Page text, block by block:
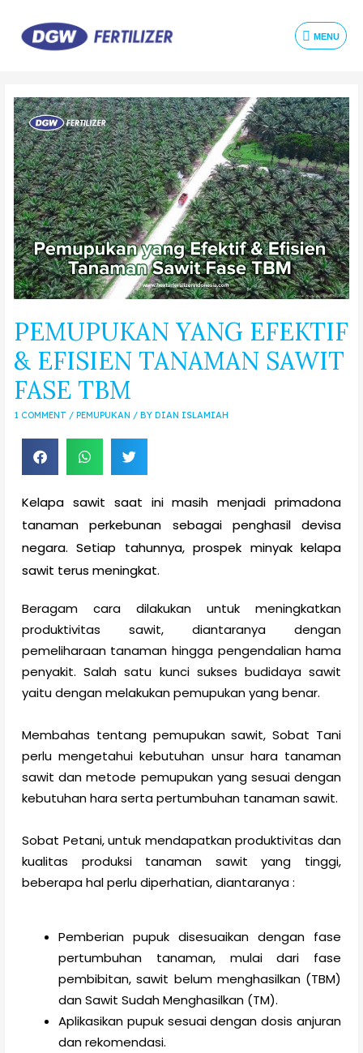
MENU
PEMUPUKAN YANG EFEKTIF
& EFISIEN TANAMAN SAWIT
FASE TBM
1 COMMENT / PEMUPUKAN / BY DIAN ISLAMIAH
Kelapa sawit saat ini masih menjadi primadona
tanaman perkebunan sebagai penghasil devisa
negara. Setiap tahunnya, prospek minyak kelapa
sawit terus meningkat.
Beragam cara dilakukan untuk meningkatkan
produktivitas sawit, diantaranya dengan
pemeliharaan tanaman hingga pengendalian hama
penyakit. Salah satu kunci sukses budidaya sawit
yaitu dengan melakukan pemupukan yang benar.
Membahas tentang pemupukan sawit, Sobat Tani
perlu mengetahui kebutuhan unsur hara tanaman
sawit dan metode pemupukan yang sesuai dengan
kebutuhan hara serta pertumbuhan tanaman sawit.
Sobat Petani, untuk mendapatkan produktivitas dan
kualitas produksi tanaman sawit yang tinggi,
beberapa hal perlu diperhatian, diantaranya :
Pemberian pupuk disesuaikan dengan fase
pertumbuhan tanaman, mulai dari fase
pembibitan, sawit belum menghasilkan (TBM)
dan Sawit Sudah Menghasilkan (TM).
Aplikasikan pupuk sesuai dengan dosis anjuran
dan rekomendasi.